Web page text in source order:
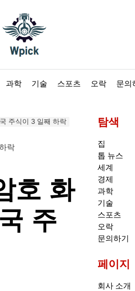
과학 기술 스포츠 오락 문의
주식이 3 일째 하락
호 화
주
탐색
집
톱 뉴스
세계
경제
과학
기술
스포츠
오락
문의하기
페이지
회사 소개